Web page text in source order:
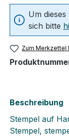
Um
sich bitte
Zum Merkzettel
Beschreibung
Stempel auf
Stempel,